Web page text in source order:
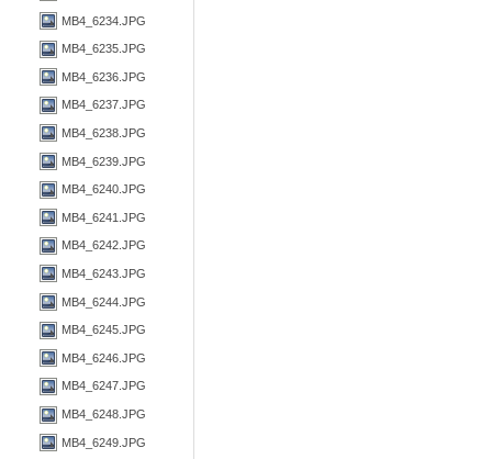
MB4_6234.JPG
MB4_6235.JPG
MB4_6236.JPG
MB4_6237.JPG
MB4_6238.JPG
MB4_6239.JPG
MB4_6240.JPG
MB4_6241.JPG
MB4_6242.JPG
MB4_6243.JPG
MB4_6244.JPG
MB4_6245.JPG
MB4_6246.JPG
MB4_6247.JPG
MB4_6248.JPG
MB4_6249.JPG